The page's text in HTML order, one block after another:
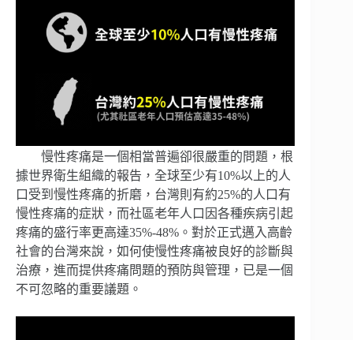
慢性疼痛是一個相當普遍卻很嚴重的問題，根
據世界衛生組織的報告，全球至少有10%以上的人
口受到慢性疼痛的折磨，台灣則有約25%的人口有
慢性疼痛的症狀，而社區老年人口因各種疾病引起
疼痛的盛行率更高達35%-48%。對於正式邁入高齡
社會的台灣來說，如何使慢性疼痛被良好的診斷與
治療，進而提供疼痛問題的預防與管理，已是一個
不可忽略的重要議題。